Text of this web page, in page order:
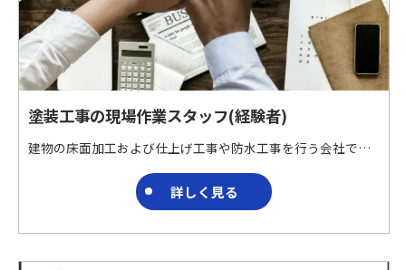
塗装工事の現場作業スタッフ(経験者)
建物の床面加工および仕上げ工事や防水工事を行う会社です。 特殊材料を用いた床面加工および仕上げ工事や防水工事を請け負っています。 ブランクのある方でも働きやすい職場です。 夢中になれる仕事ここに!!!
詳しく見る